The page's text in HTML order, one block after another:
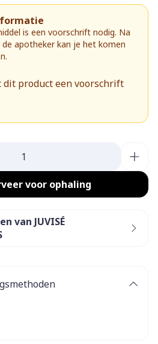
is een voorschrift nodig. Na
apotheker kan je het komen
dit product een voorschrift
voor ophaling
van JUVISÉ